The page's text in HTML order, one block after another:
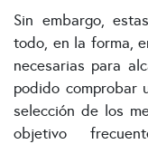
Sin embargo,
todo, en la forma,
necesarias para
podido comprobar
selección de los
objetivo